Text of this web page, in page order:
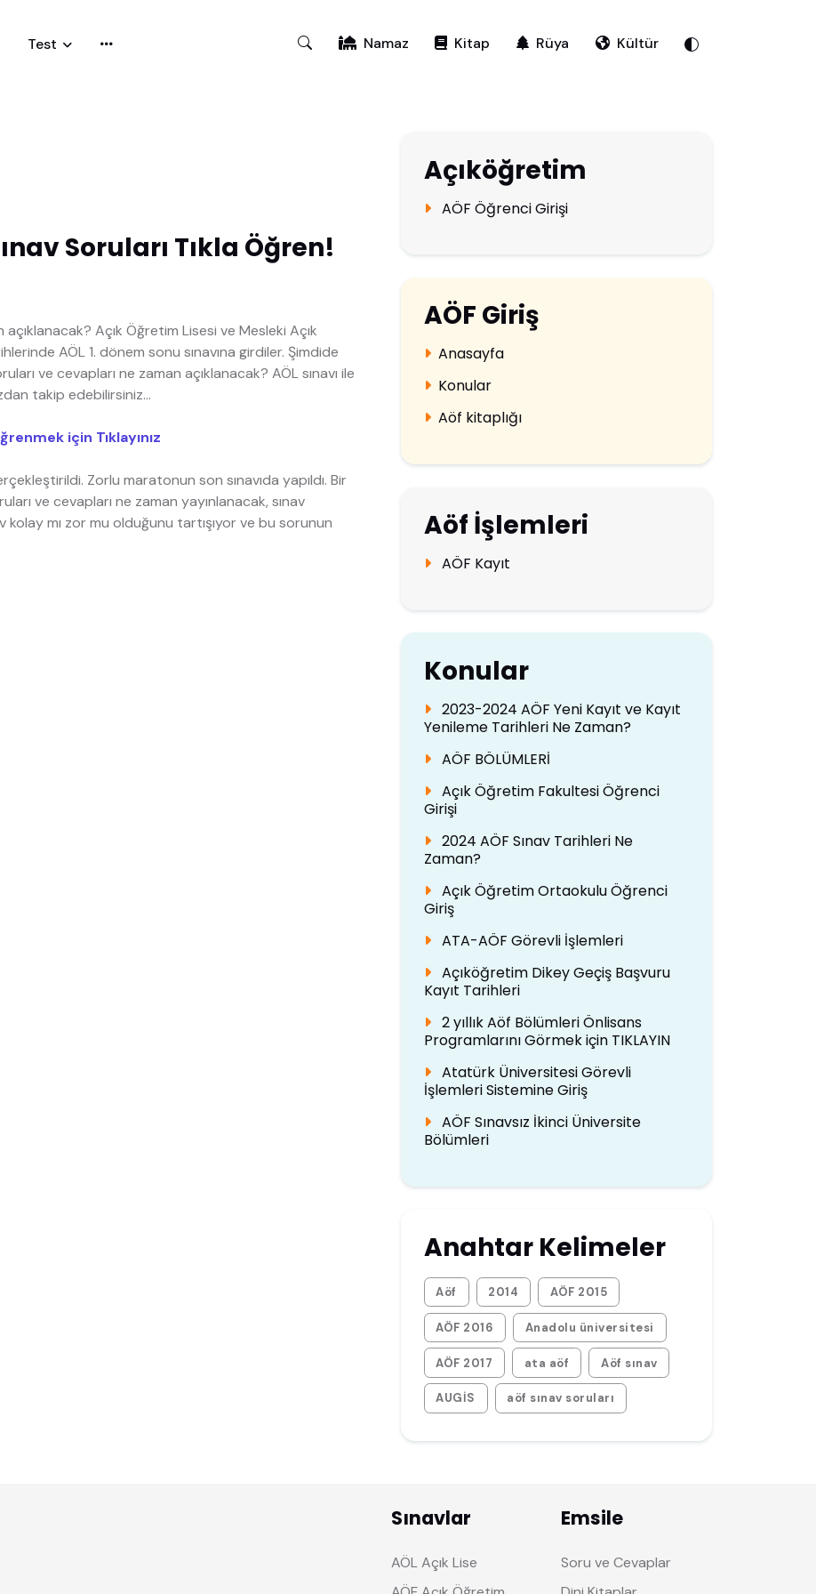
Test Namaz Kitap Rüya Kültür
Soruları Tıkla Öğren!
Açık Öğretim Lisesi ve Mesleki Açık
AÖL 1. dönem sonu sınavına girdiler. Şimdide
ve cevapları ne zaman açıklanacak? AÖL sınavı ile
takip edebilirsiniz...
için Tıklayınız
Zorlu maratonun son sınavıda yapıldı. Bir
ve cevapları ne zaman yayınlanacak, sınav
kolay mı zor mu olduğunu tartışıyor ve bu sorunun
Açıköğretim
AÖF Öğrenci Girişi
AÖF Giriş
Anasayfa
Konular
Aöf kitaplığı
Aöf İşlemleri
AÖF Kayıt
Konular
2023-2024 AÖF Yeni Kayıt ve Kayıt
Yenileme Tarihleri Ne Zaman?
AÖF BÖLÜMLERİ
Açık Öğretim Fakultesi Öğrenci
Girişi
2024 AÖF Sınav Tarihleri Ne
Zaman?
Açık Öğretim Ortaokulu Öğrenci
Giriş
ATA-AÖF Görevli İşlemleri
Açıköğretim Dikey Geçiş Başvuru
Kayıt Tarihleri
2 yıllık Aöf Bölümleri Önlisans
Programlarını Görmek için TIKLAYIN
Atatürk Üniversitesi Görevli
İşlemleri Sistemine Giriş
AÖF Sınavsız İkinci Üniversite
Bölümleri
Anahtar Kelimeler
Aöf 2014 AÖF 2015
AÖF 2016 Anadolu üniversitesi
AÖF 2017 ata aöf Aöf sınav
AUGİS aöf sınav soruları
Sınavlar
AÖL Açık Lise
Emsile
Soru ve Cevaplar